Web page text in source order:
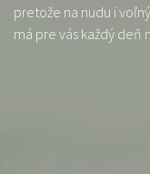
pretože na nudu i
má pre vás každý deň